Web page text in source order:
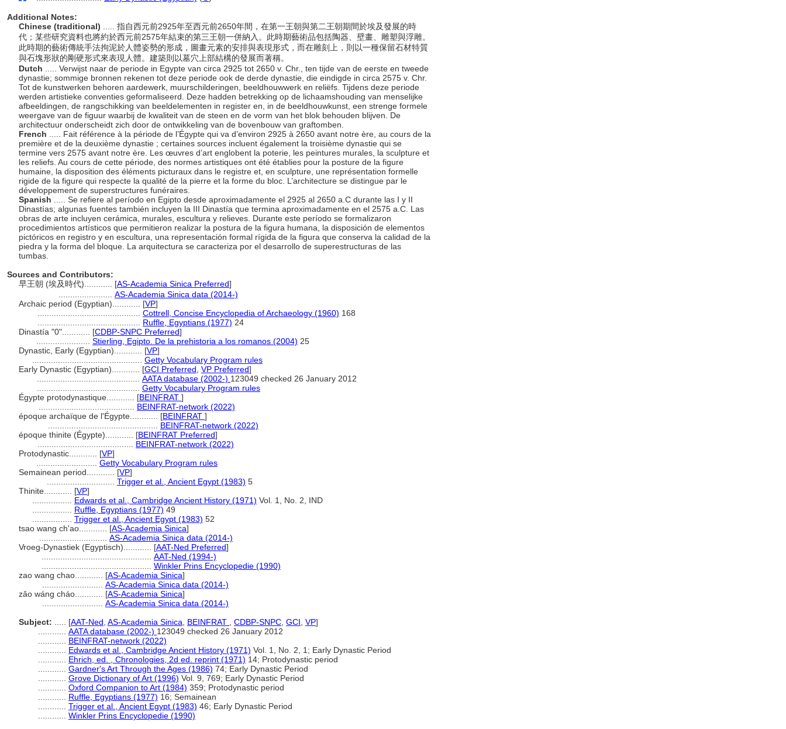
Additional Notes:
Chinese (traditional)
..... 指自西元前2925年至西元前2650年間，在第一王朝與第二王朝期間於埃及發展的時
代；某些研究資料也將約於西元前2575年結束的第三王朝一併納入。此時期藝術品包括陶器、壁畫、雕塑與浮雕。
此時期的藝術傳統手法拘泥於人體姿勢的形成，圖畫元素的安排與表現形式，而在雕刻上，則以一種保留石材特質
與石塊形狀的剛硬形式來表現人體。建築則以墓穴上部結構的發展而著稱。
Dutch
..... Verwijst naar de periode in Egypte van circa 2925 tot 2650 v. Chr., ten tijde van de eerste en tweede
dynastie; sommige bronnen rekenen tot deze periode ook de derde dynastie, die eindigde in circa 2575 v. Chr.
Tot de kunstwerken behoren aardewerk, muurschilderingen, beeldhouwwerk en reliëfs. Tijdens deze periode
werden artistieke conventies geformaliseerd. Deze hadden betrekking op de lichaamshouding van menselijke
afbeeldingen, de rangschikking van beeldelementen in register en, in de beeldhouwkunst, een strenge formele
weergave van de figuur waarbij de kwaliteit van de steen en de vorm van het blok behouden blijven. De
architectuur onderscheidt zich door de ontwikkeling van de bovenbouw van graftomben.
French
..... Fait référence à la période de l’Égypte qui va d’environ 2925 à 2650 avant notre ère, au cours de la
première et de la deuxième dynastie ; certaines sources incluent également la troisième dynastie qui se
termine vers 2575 avant notre ère. Les œuvres d’art englobent la poterie, les peintures murales, la sculpture et
les reliefs. Au cours de cette période, des normes artistiques ont été établies pour la posture de la figure
humaine, la disposition des éléments picturaux dans le registre et, en sculpture, une représentation formelle
rigide de la figure qui respecte la qualité de la pierre et la forme du bloc. L’architecture se distingue par le
développement de superstructures funéraires.
Spanish
..... Se refiere al período en Egipto desde aproximadamente el 2925 al 2650 a.C durante las I y II
Dinastías; algunas fuentes también incluyen la III Dinastía que termina aproximadamente en el 2575 a.C. Las
obras de arte incluyen cerámica, murales, escultura y relieves. Durante este período se formalizaron
procedimientos artísticos que permitieron realizar la postura de la figura humana, la disposición de elementos
pictóricos en registro y en escultura, una representación formal rígida de la figura que conserva la calidad de la
piedra y la forma del bloque. La arquitectura se caracteriza por el desarrollo de superestructuras de las
tumbas.
Sources and Contributors:
早王朝 (埃及時代)............ [AS-Academia Sinica Preferred]
AS-Academia Sinica data (2014-)
Archaic period (Egyptian)............ [VP]
Cottrell, Concise Encyclopedia of Archaeology (1960) 168
Ruffle, Egyptians (1977) 24
Dinastía "0"............ [CDBP-SNPC Preferred]
Stierling, Egipto. De la prehistoria a los romanos (2004) 25
Dynastic, Early (Egyptian)............ [VP]
Getty Vocabulary Program rules
Early Dynastic (Egyptian)............ [GCI Preferred VP Preferred]
AATA database (2002-) 123049 checked 26 January 2012
Getty Vocabulary Program rules
Égypte protodynastique............ [BEINFRAT ]
BEINFRAT-network (2022)
époque archaïque de l'Égypte............ [BEINFRAT ]
BEINFRAT-network (2022)
époque thinite (Égypte)............ [BEINFRAT Preferred]
BEINFRAT-network (2022)
Protodynastic............ [VP]
Getty Vocabulary Program rules
Semainean period............ [VP]
Trigger et al., Ancient Egypt (1983) 5
Thinite............ [VP]
Edwards et al., Cambridge Ancient History (1971) Vol. 1, No. 2, IND
Ruffle, Egyptians (1977) 49
Trigger et al., Ancient Egypt (1983) 52
tsao wang ch'ao............ [AS-Academia Sinica]
AS-Academia Sinica data (2014-)
Vroeg-Dynastiek (Egyptisch)............ [AAT-Ned Preferred]
AAT-Ned (1994-)
Winkler Prins Encyclopedie (1990)
zao wang chao............ [AS-Academia Sinica]
AS-Academia Sinica data (2014-)
zǎo wáng cháo............ [AS-Academia Sinica]
AS-Academia Sinica data (2014-)
Subject:
[AAT-Ned AS-Academia Sinica BEINFRAT CDBP-SNPC GCI VP]
AATA database (2002-) 123049 checked 26 January 2012
BEINFRAT-network (2022)
Edwards et al., Cambridge Ancient History (1971) Vol. 1, No. 2, 1; Early Dynastic Period
Ehrich, ed. , Chronologies, 2d ed. reprint (1971) 14; Protodynastic period
Gardner's Art Through the Ages (1986) 74; Early Dynastic Period
Grove Dictionary of Art (1996) Vol. 9, 769; Early Dynastic Period
Oxford Companion to Art (1984) 359; Protodynastic period
Ruffle, Egyptians (1977) 16; Semainean
Trigger et al., Ancient Egypt (1983) 46; Early Dynastic Period
Winkler Prins Encyclopedie (1990)